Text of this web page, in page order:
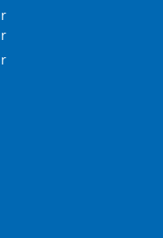
Uhr
Uhr
Uhr